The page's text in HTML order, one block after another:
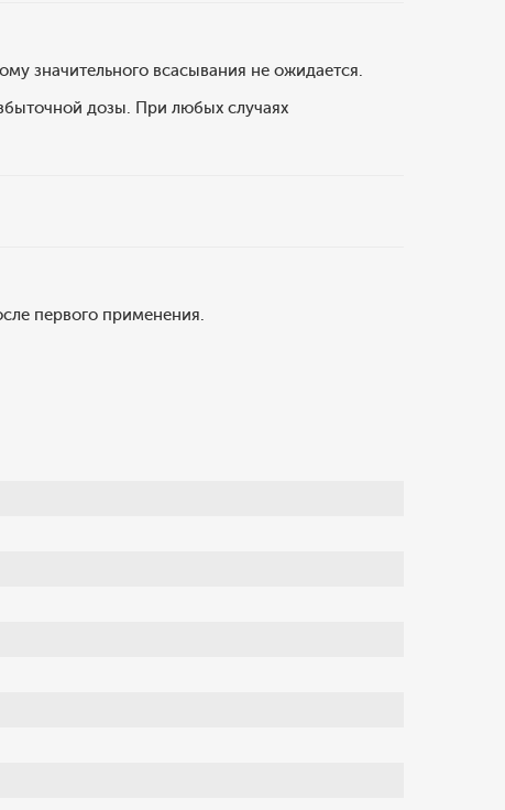
значительного всасывания не ожидается.
дозы. При любых случаях
первого применения.